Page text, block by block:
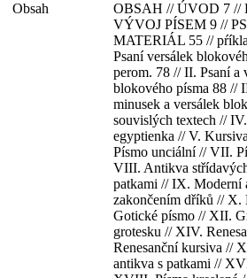
Obsah
OBSAH // ÚVOD 7 //
VÝVOJ PÍSEM 9 //
MATERIÁL 55 //
Psaní versálek
perom. 78 // II. Psaní a
blokového písma 88 //
minusek a versálek
souvislých textech //
egyptienka // V.
Písmo unciální // VII.
VIII. Antikva
patkami // IX. Moderní
zakončením dříků //
Gotické písmo // XII.
grotesku // XIV.
Renesanční kursiva //
antikva s patkami //